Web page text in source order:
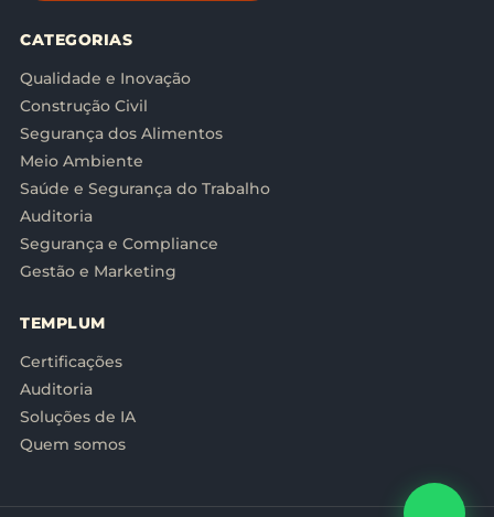
CATEGORIAS
Qualidade e Inovação
Construção Civil
Segurança dos Alimentos
Meio Ambiente
Saúde e Segurança do Trabalho
Auditoria
Segurança e Compliance
Gestão e Marketing
TEMPLUM
Certificações
Auditoria
Soluções de IA
Quem somos